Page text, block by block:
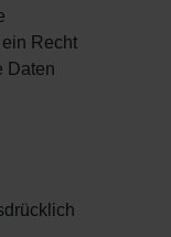
Recht
Daten